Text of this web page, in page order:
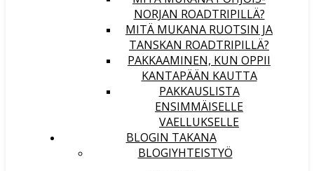
NORJAN ROADTRIPILLÄ?
MITÄ MUKANA RUOTSIN JA
TANSKAN ROADTRIPILLÄ?
PAKKAAMINEN, KUN OPPII
KANTAPÄÄN KAUTTA
PAKKAUSLISTA
ENSIMMÄISELLE
VAELLUKSELLE
BLOGIN TAKANA
BLOGIYHTEISTYÖ